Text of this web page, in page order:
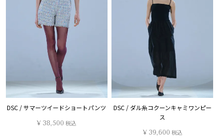
DSC / サマーツイードショートパンツ
¥ 38,500 税込
DSC / ダル糸コクーンキャミワンピー
ス
¥ 39,600 税込